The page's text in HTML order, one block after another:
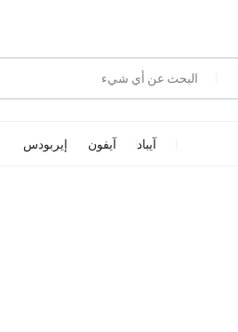
آيباد آيفون إيربودس